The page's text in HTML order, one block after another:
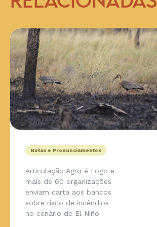
Notas e Pronunciamentos
Articulação Agro é Fogo e
mais de 60 organizações
enviam carta aos bancos
sobre risco de incêndios
no cenário de El Niño